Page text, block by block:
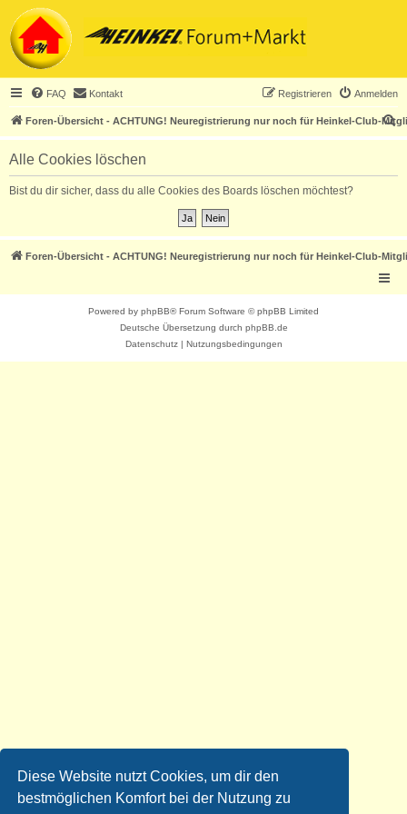
Diese Website nutzt Cookies, um dir den
bestmöglichen Komfort bei der Nutzung zu
FAQ Kontakt Anmelden
Registrieren
Foren-Übersicht - ACHTUNG! Neuregistrierung nur noch für Heinkel-Club-
S
u
Alle Cookies löschen
Bist du dir sicher, dass du alle Cookies des Boards löschen möchtest?
Foren-Übersicht - ACHTUNG! Neuregistrierung nur noch für Heinkel-Club-
Powered by phpBB® Forum Software © phpBB Limited
Deutsche Übersetzung durch phpBB.de
Datenschutz| Nutzungsbedingungen